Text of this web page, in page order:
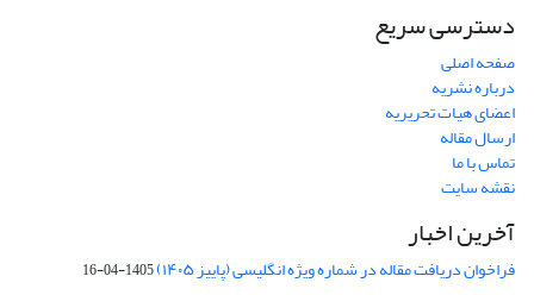
دسترسی سریع
صفحه اصلی
درباره نشریه
اعضای هیات تحریریه
ارسال مقاله
تماس با ما
نقشه سایت
آخرین اخبار
فراخوان دریافت مقاله در شماره ویژه انگلیسی (پاییز ۱۴۰۵) 1405-04-16